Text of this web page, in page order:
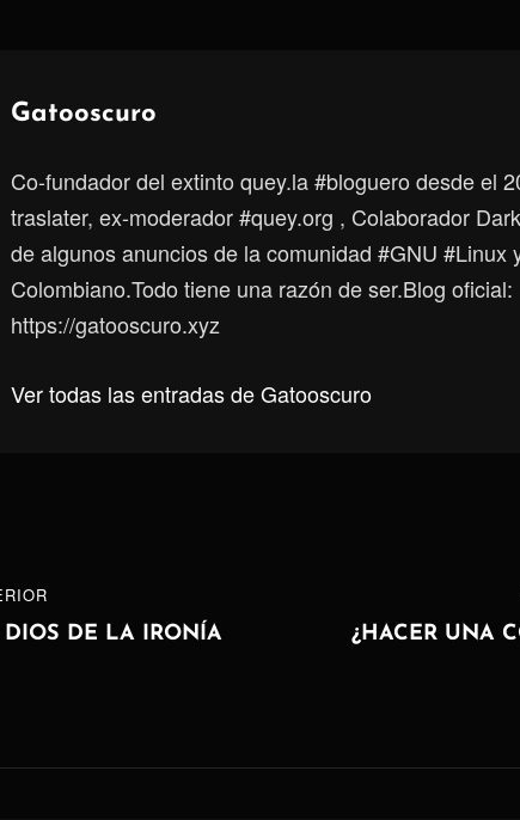
Autor:
Gatooscuro
Co-fundador del extinto quey.la #bloguero desde el
traslater, ex-moderador #quey.org , Colaborador
de algunos anuncios de la comunidad #GNU #Linux
Colombiano.Todo tiene una razón de ser.Blog oficial:
https://gatooscuro.xyz
Ver todas las entradas de Gatooscuro
DE LA IRONÍA
SIGUIENTE
¿HACER UNA